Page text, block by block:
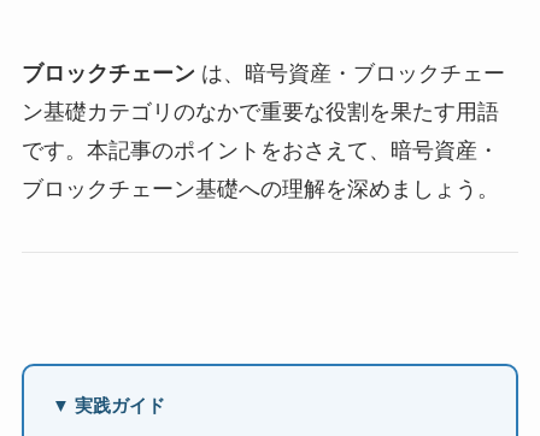
ブロックチェーンは、暗号資産・ブロックチェー
ン基礎カテゴリのなかで重要な役割を果たす用語
です。本記事のポイントをおさえて、暗号資産・
ブロックチェーン基礎への理解を深めましょう。
▼ 実践ガイド